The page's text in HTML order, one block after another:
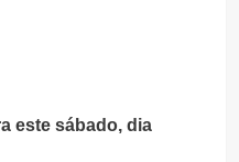
este sábado, dia